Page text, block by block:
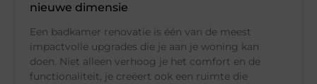
nieuwe dimensie
Een badkamer renovatie is één van de meest
impactvolle upgrades die je aan je woning kan
doen. Niet alleen verhoog je het comfort en de
functionaliteit, je creëert ook een ruimte die